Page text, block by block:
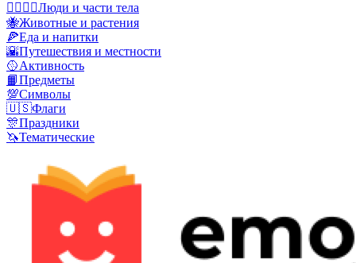
👩‍❤️‍💋‍👨Люди и части тела
🐝Животные и растения
🍕Еда и напитки
🌇Путешествия и местности
🥎Активность
📙Предметы
💯Символы
🇺🇸Флаги
🎊Праздники
🦄Тематические